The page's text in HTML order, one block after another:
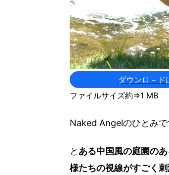
ダウンロ－ド
ファイルサイズ約⇒1
Naked Angelのひとみで
と ある中国風の庭園の
様たちの視線がすごく